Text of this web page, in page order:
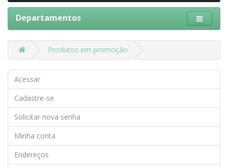
Departamentos
Produtos em promoção
Acessar
Cadastre-se
Solicitar nova senha
Minha conta
Endereços